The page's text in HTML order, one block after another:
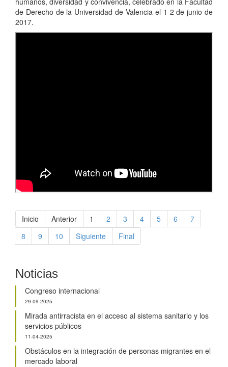
de Derecho de la Universidad de Valencia el 1-2 de junio de
2017.
Inicio Anterior 1 2 3 4 5 6
7
8
9 10 Siguiente Final
Noticias
Congreso internacional
29-09-2025
Mirada antirracista en el acceso al sistema sanitario y los
servicios públicos
11-04-2025
Obstáculos en la integración de personas migrantes en el
mercado laboral